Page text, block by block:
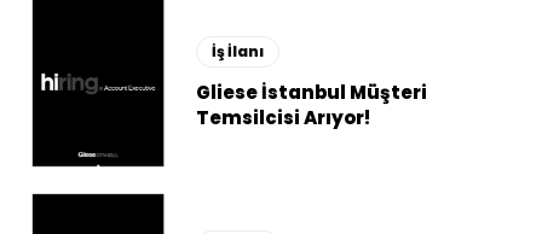
İş İlanı
Gliese İstanbul Müşteri
Temsilcisi Arıyor!